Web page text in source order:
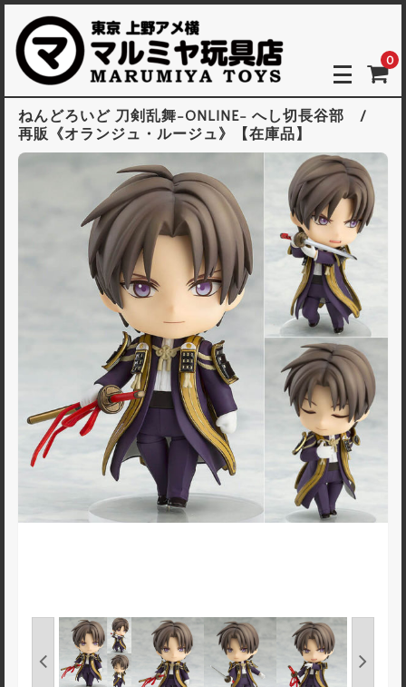
0
ねんどろいど 刀剣乱舞-ONLINE- へし切長谷部 /
再販《オランジュ・ルージュ》【在庫品】